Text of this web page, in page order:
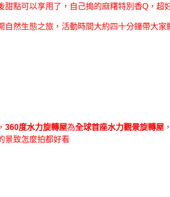
點可以享用了，自己搗的麻糬特別香Q，超
自然生態之旅，活動時間大約四十分鐘帶大
360度水力旋轉屋為全球首座水力觀景旋轉屋
景致怎麼拍都好看